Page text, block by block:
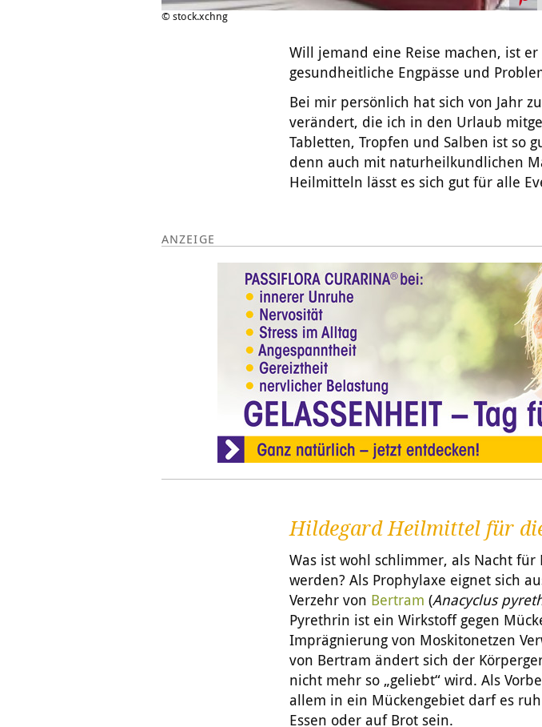
© stock.xchng
Will jemand eine Reise machen, ist
gesundheitliche Engpässe und
Bei mir persönlich hat sich von Jahr
verändert, die ich in den Urlaub
Tabletten, Tropfen und Salben ist so
denn auch mit naturheilkundlichen
Heilmitteln lässt es sich gut für alle
Hildegard Heilmittel für
Was ist wohl schlimmer, als Nacht für
werden? Als Prophylaxe eignet sich
Verzehr von Bertram (Anacyclus
Pyrethrin ist ein Wirkstoff gegen
Imprägnierung von Moskitonetzen
von Bertram ändert sich der
nicht mehr so „geliebt“ wird. Als
allem in ein Mückengebiet darf es
Essen oder auf Brot sein.